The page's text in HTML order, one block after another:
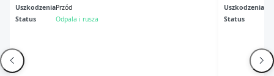
UszkodzeniaPrzód
Status
Odpala i rusza
Uszkodzenia
Status